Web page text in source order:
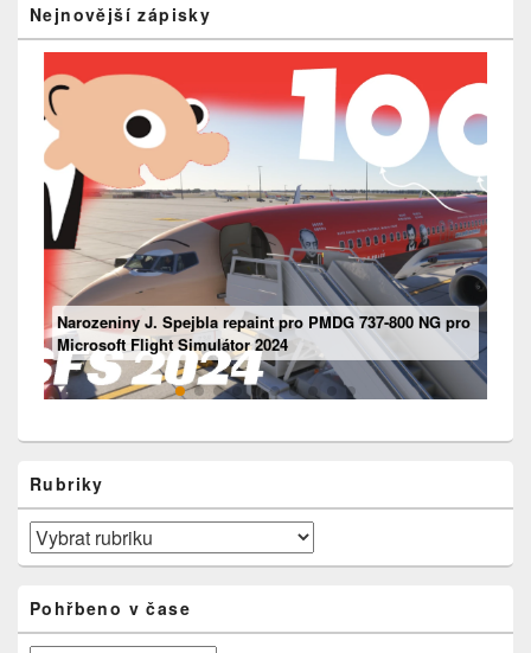
Nejnovější zápisky
Ventilace
Narozeniny J. Spejbla repaint pro PMDG 737-800 NG pro
Microsoft Flight Simulátor 2024
Boeing 737 – „Motorový“ panel
Mouseviator repaint pro PMDG 737-800 NG pro Microsoft
Flight Simulátor 2024
Rubriky
Rubriky
Pohřbeno v čase